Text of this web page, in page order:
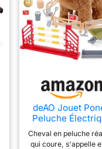
deAO Jouet
Peluche
Marche avec
et Figurines
Cheval en peluche
qui coure, s'appelle